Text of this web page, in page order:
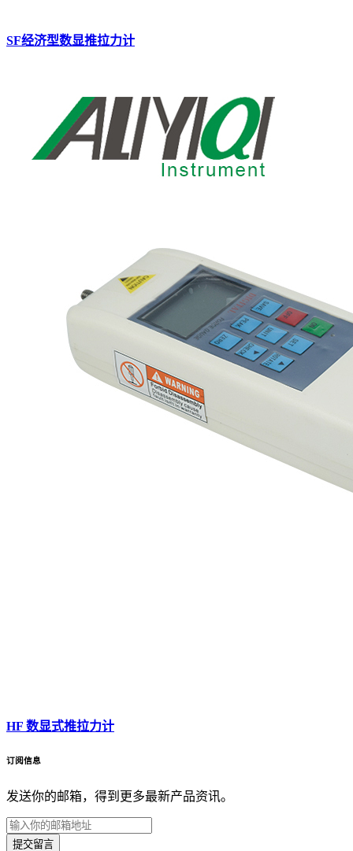
SF经济型数显推拉力计
HF 数显式推拉力计
订阅信息
发送你的邮箱，得到更多最新产品资讯。
提交留言